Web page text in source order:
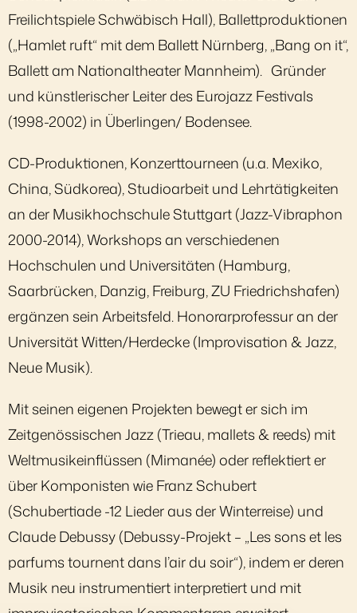
Freilichtspiele Schwäbisch Hall), Ballettproduktionen
(„Hamlet ruft“ mit dem Ballett Nürnberg, „Bang on it“,
Ballett am Nationaltheater Mannheim). Gründer
und künstlerischer Leiter des Eurojazz Festivals
(1998-2002) in Überlingen/ Bodensee.
CD-Produktionen, Konzerttourneen (u.a. Mexiko,
China, Südkorea), Studioarbeit und Lehrtätigkeiten
an der Musikhochschule Stuttgart (Jazz-Vibraphon
2000-2014), Workshops an verschiedenen
Hochschulen und Universitäten (Hamburg,
Saarbrücken, Danzig, Freiburg, ZU Friedrichshafen)
ergänzen sein Arbeitsfeld. Honorarprofessur an der
Universität Witten/Herdecke (Improvisation & Jazz,
Neue Musik).
Mit seinen eigenen Projekten bewegt er sich im
Zeitgenössischen Jazz (Trieau, mallets & reeds) mit
Weltmusikeinflüssen (Mimanée) oder reflektiert er
über Komponisten wie Franz Schubert
(Schubertiade -12 Lieder aus der Winterreise) und
Claude Debussy (Debussy-Projekt – „Les sons et les
parfums tournent dans l’air du soir“), indem er deren
Musik neu instrumentiert interpretiert und mit